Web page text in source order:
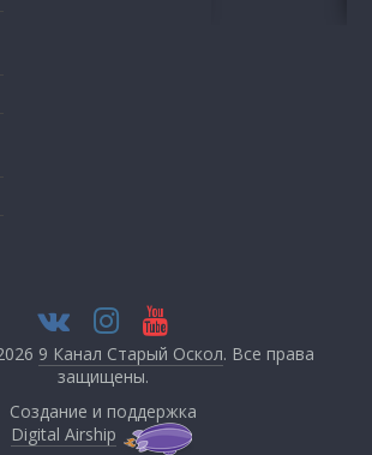
9 Канал Старый Оскол. Все права
защищены.
Создание и поддержка
Digital Airship